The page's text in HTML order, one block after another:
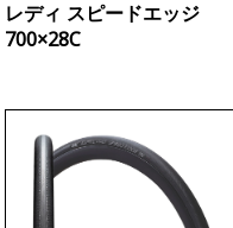
レディ スピードエッジ
700×28C